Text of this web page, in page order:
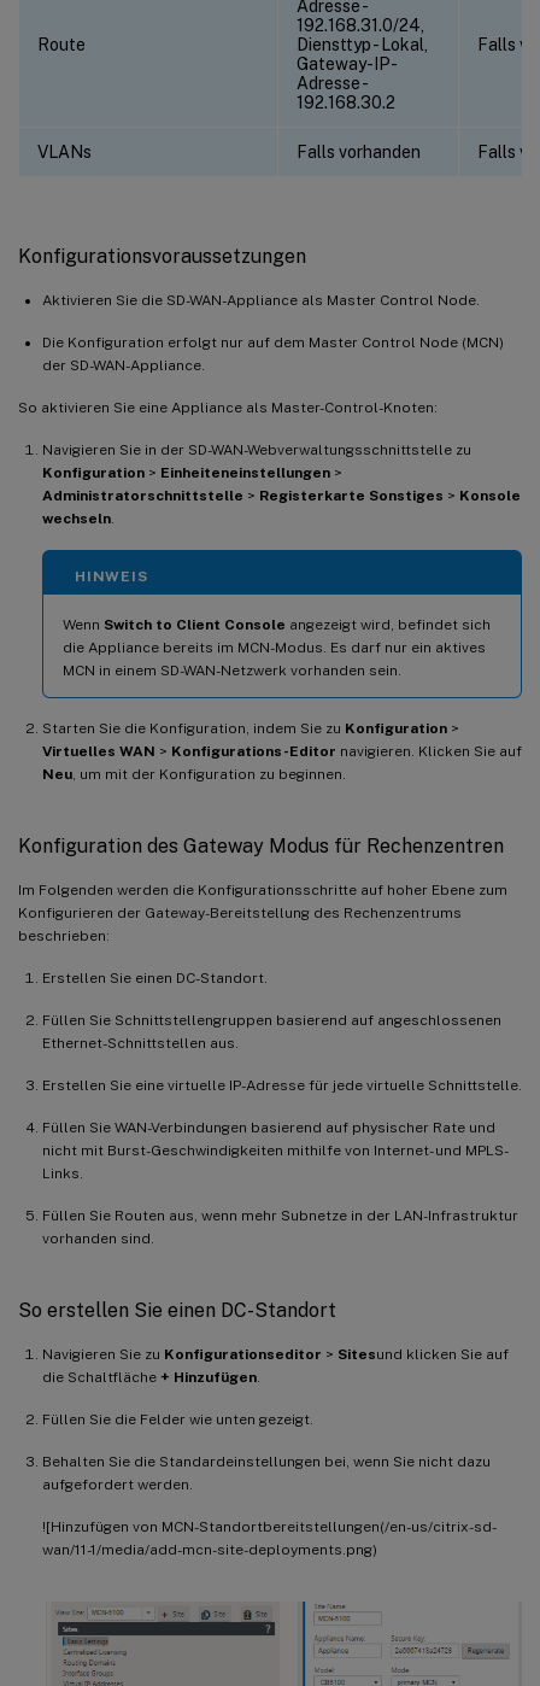
Route
Adresse -
192.168.31.0/24,
Diensttyp - Lokal,
Gateway-IP-
Adresse -
192.168.30.2
Falls
VLANs Falls vorhanden Falls
Konfigurationsvoraussetzungen
Aktivieren Sie die SD-WAN-Appliance als Master Control Node.
Die Konfiguration erfolgt nur auf dem Master Control Node (MCN)
der SD-WAN-Appliance.
So aktivieren Sie eine Appliance als Master-Control-Knoten:
Navigieren Sie in der SD-WAN-Webverwaltungsschnittstelle zu
Konfiguration > Einheiteneinstellungen >
Administratorschnittstelle > Registerkarte Sonstiges > Konsole
wechseln.
HINWEIS
Wenn Switch to Client Console angezeigt wird, befindet sich
die Appliance bereits im MCN-Modus. Es darf nur ein aktives
MCN in einem SD-WAN-Netzwerk vorhanden sein.
Starten Sie die Konfiguration, indem Sie zu Konfiguration >
Virtuelles WAN > Konfigurations-Editor navigieren. Klicken Sie auf
Neu, um mit der Konfiguration zu beginnen.
Konfiguration des Gateway Modus für Rechenzentren
Im Folgenden werden die Konfigurationsschritte auf hoher Ebene zum
Konfigurieren der Gateway-Bereitstellung des Rechenzentrums
beschrieben:
Erstellen Sie einen DC-Standort.
Füllen Sie Schnittstellengruppen basierend auf angeschlossenen
Ethernet-Schnittstellen aus.
Erstellen Sie eine virtuelle IP-Adresse für jede virtuelle Schnittstelle.
Füllen Sie WAN-Verbindungen basierend auf physischer Rate und
nicht mit Burst-Geschwindigkeiten mithilfe von Internet- und MPLS-
Links.
Füllen Sie Routen aus, wenn mehr Subnetze in der LAN-Infrastruktur
vorhanden sind.
So erstellen Sie einen DC-Standort
Navigieren Sie zu Konfigurationseditor > Sitesund klicken Sie auf
die Schaltfläche + Hinzufügen.
Füllen Sie die Felder wie unten gezeigt.
Behalten Sie die Standardeinstellungen bei, wenn Sie nicht dazu
aufgefordert werden.
![Hinzufügen von MCN-Standortbereitstellungen(/en-us/citrix-sd-
wan/11-1/media/add-mcn-site-deployments.png)